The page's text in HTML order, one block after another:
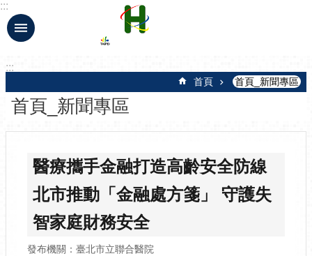
跳到主要內容區塊
:::
:::
首頁 首頁_新聞專區
首頁_新聞專區
醫療攜手金融打造高齡安全防線
北市推動「金融處方箋」 守護失
智家庭財務安全
發布機關：臺北市立聯合醫院